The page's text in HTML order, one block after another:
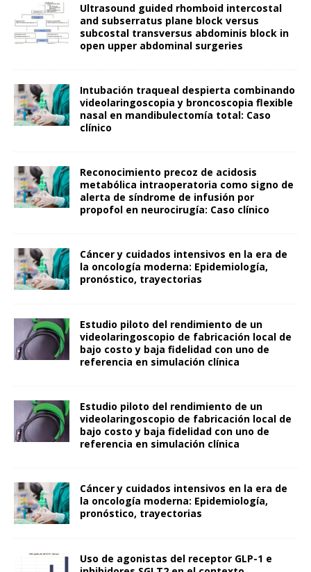
Ultrasound guided rhomboid intercostal
and subserratus plane block versus
subcostal transversus abdominis block in
open upper abdominal surgeries
Intubación traqueal despierta combinando
videolaringoscopia y broncoscopia flexible
nasal en mandibulectomía total: Caso
clínico
Reconocimiento precoz de acidosis
metabólica intraoperatoria como signo de
alerta de síndrome de infusión por
propofol en neurocirugía: Caso clínico
Cáncer y cuidados intensivos en la era de
la oncología moderna: Epidemiología,
pronóstico, trayectorias
Estudio piloto del rendimiento de un
videolaringoscopio de fabricación local de
bajo costo y baja fidelidad con uno de
referencia en simulación clínica
Estudio piloto del rendimiento de un
videolaringoscopio de fabricación local de
bajo costo y baja fidelidad con uno de
referencia en simulación clínica
Cáncer y cuidados intensivos en la era de
la oncología moderna: Epidemiología,
pronóstico, trayectorias
Uso de agonistas del receptor GLP-1 e